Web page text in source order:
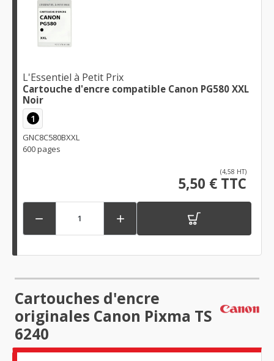
L'Essentiel à Petit Prix
Cartouche d'encre compatible Canon PG580 XXL
Noir
1
GNC8C580BXXL
600 pages
(4,58 HT)
5,50 € TTC
 
Cartouches d'encre
originales Canon Pixma TS
6240